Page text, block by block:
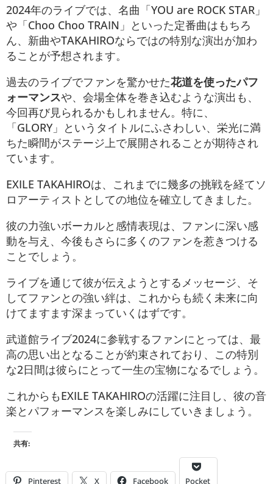
2024年のライブでは、名曲「YOU are ROCK STAR」
や「Choo Choo TRAIN」といった定番曲はもちろ
ん、新曲やTAKAHIROならではの特別な演出が加わ
ることが予想されます。
過去のライブでファンを驚かせた花道を使ったパフ
ォーマンスや、会場全体を巻き込むような演出も、
今回再び見られるかもしれません。特に、
「GLORY」というタイトルにふさわしい、栄光に満
ちた瞬間がステージ上で展開されることが期待され
ています。
EXILE TAKAHIROは、これまでに幾多の挑戦を経てソ
ロアーティストとしての地位を確立してきました。
彼の力強いボーカルと感情表現は、ファンに深い感
動を与え、今後もさらに多くのファンを惹きつける
ことでしょう。
ライブを通じて彼が伝えようとするメッセージ、そ
してファンとの強い絆は、これからも続く未来に向
けてますます深まっていくはずです。
武道館ライブ2024に参戦するファンにとっては、最
高の思い出となることが約束されており、この特別
な2日間は彼らにとって一生の宝物になるでしょう。
これからもEXILE TAKAHIROの活躍に注目し、彼の音
楽とパフォーマンスを楽しみにしていきましょう。
共有:
Pinterest X Facebook Pocket